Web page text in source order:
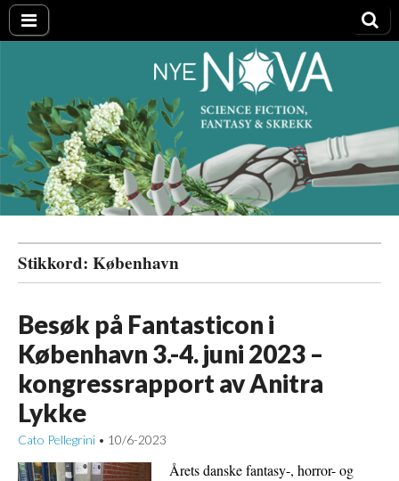
Nye NOVA
Stikkord: København
Besøk på Fantasticon i
København 3.-4. juni 2023 –
kongressrapport av Anitra
Lykke
Cato Pellegrini • 10/6-2023
Årets danske fantasy-, horror- og